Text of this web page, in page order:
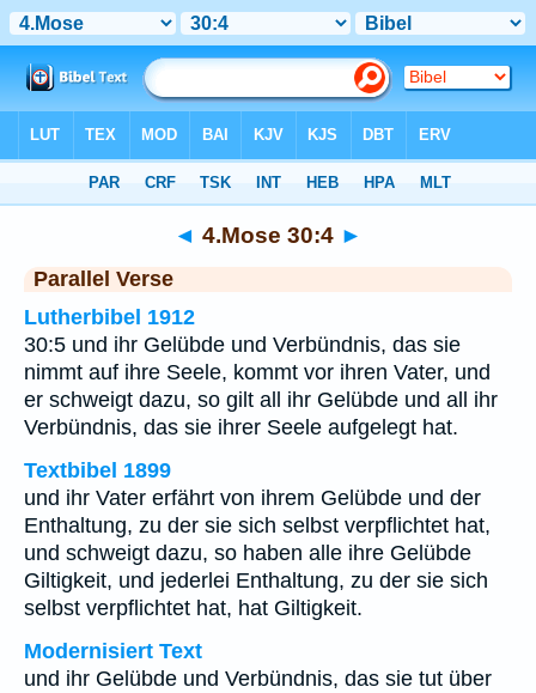
◄ 4.Mose 30:4 ►
Parallel Verse
Lutherbibel 1912
30:5 und ihr Gelübde und Verbündnis, das sie
nimmt auf ihre Seele, kommt vor ihren Vater, und
er schweigt dazu, so gilt all ihr Gelübde und all ihr
Verbündnis, das sie ihrer Seele aufgelegt hat.
Textbibel 1899
und ihr Vater erfährt von ihrem Gelübde und der
Enthaltung, zu der sie sich selbst verpflichtet hat,
und schweigt dazu, so haben alle ihre Gelübde
Giltigkeit, und jederlei Enthaltung, zu der sie sich
selbst verpflichtet hat, hat Giltigkeit.
Modernisiert Text
und ihr Gelübde und Verbündnis, das sie tut über